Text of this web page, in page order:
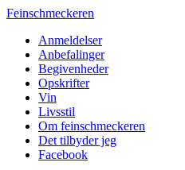
Feinschmeckeren
Anmeldelser
Anbefalinger
Begivenheder
Opskrifter
Vin
Livsstil
Om feinschmeckeren
Det tilbyder jeg
Facebook